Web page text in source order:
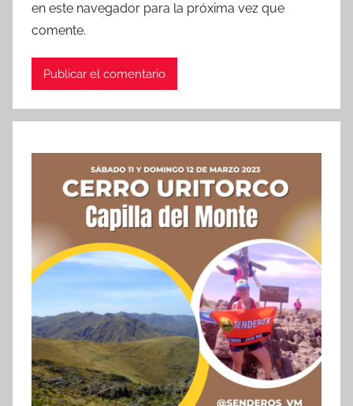
en este navegador para la próxima vez que
comente.